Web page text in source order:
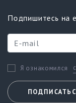
Подпишитесь на
Я ознакомился